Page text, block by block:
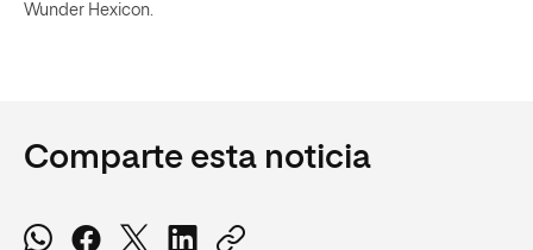
Wunder Hexicon.
Comparte esta noticia